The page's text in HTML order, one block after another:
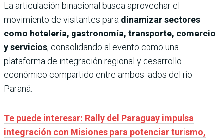
La articulación binacional busca aprovechar el
movimiento de visitantes para dinamizar sectores
como hotelería, gastronomía, transporte, comercio
y servicios, consolidando al evento como una
plataforma de integración regional y desarrollo
económico compartido entre ambos lados del río
Paraná.
Te puede interesar: Rally del Paraguay impulsa
integración con Misiones para potenciar turismo,